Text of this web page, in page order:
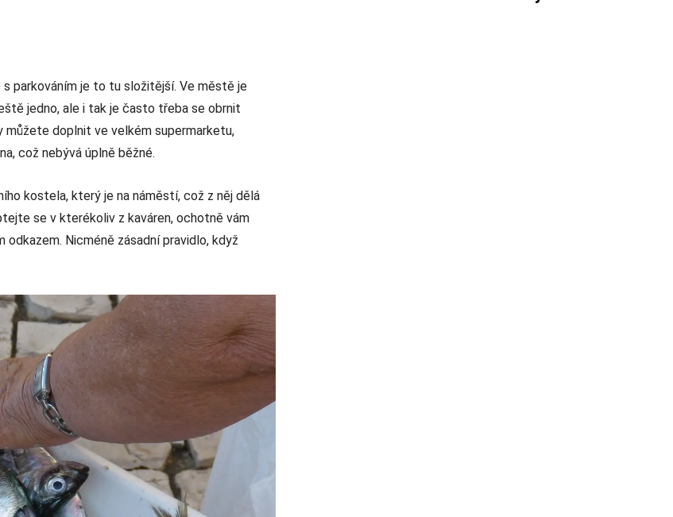
s parkováním je to tu složitější. Ve městě je
jedno, ale i tak je často třeba se obrnit
doplnit ve velkém supermarketu,
což nebývá úplně běžné.
kostela, který je na náměstí, což z něj dělá
se v kterékoliv z kaváren, ochotně vám
Nicméně zásadní pravidlo, když